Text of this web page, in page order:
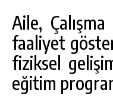
Aile,
faaliyet
fiziksel
eğitim